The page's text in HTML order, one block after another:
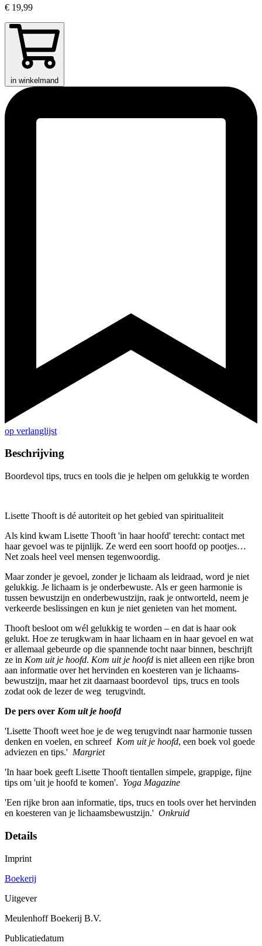
€ 19,99
in winkelmand
op verlanglijst
Beschrijving
Boordevol tips, trucs en tools die je helpen om gelukkig te worden
Lisette Thooft is dé autoriteit op het gebied van spiritualiteit
Als kind kwam Lisette Thooft 'in haar hoofd' terecht: contact met
haar gevoel was te pijnlijk. Ze werd een soort hoofd op pootjes…
Net zoals heel veel mensen tegenwoordig.
Maar zonder je gevoel, zonder je lichaam als ­leidraad, word je niet
gelukkig. Je lichaam is je ­onderbewuste. Als er geen harmonie is
tussen bewustzijn en onderbewustzijn, raak je ontworteld, neem je
verkeerde beslissingen en kun je niet genieten van het moment.
Thooft besloot om wél gelukkig te worden – en dat is haar ook
gelukt. Hoe ze terugkwam in haar ­lichaam en in haar gevoel en wat
er allemaal gebeurde op die spannende tocht naar binnen, beschrijft
ze in Kom uit je hoofd. Kom uit je hoofd is niet alleen een rijke bron
aan informatie over het hervinden en koesteren van je lichaams­
bewustzijn, maar het zit daarnaast boordevol tips, trucs en tools
zodat ook de lezer de weg terugvindt.
De pers over Kom uit je hoofd
'Lisette Thooft weet hoe je de weg terugvindt naar harmonie tussen
denken en voelen, en schreef Kom uit je hoofd, een boek vol goede
adviezen en tips.' Margriet
'In haar boek geeft Lisette Thooft tientallen simpele, grappige, fijne
tips om 'uit je hoofd te komen'. Yoga Magazine
'Een rijke bron aan informatie, tips, trucs en tools over het hervinden
en koesteren van je lichaamsbewustzijn.' Onkruid
Details
Imprint
Boekerij
Uitgever
Meulenhoff Boekerij B.V.
Publicatiedatum